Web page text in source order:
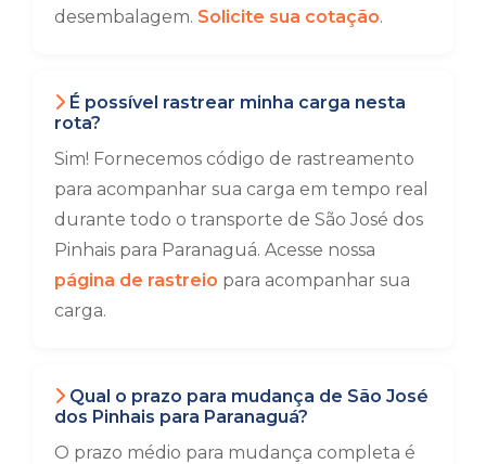
desembalagem. Solicite sua cotação.
É possível rastrear minha carga nesta
rota?
Sim! Fornecemos código de rastreamento
para acompanhar sua carga em tempo real
durante todo o transporte de São José dos
Pinhais para Paranaguá. Acesse nossa
página de rastreio para acompanhar sua
carga.
Qual o prazo para mudança de São José
dos Pinhais para Paranaguá?
O prazo médio para mudança completa é